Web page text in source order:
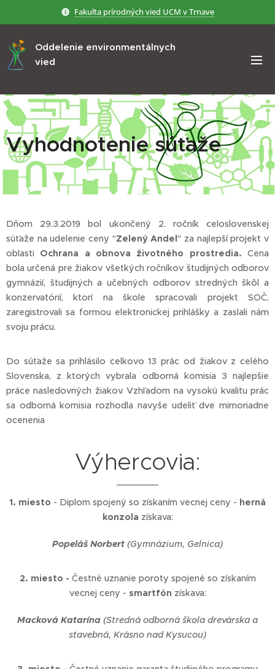
Fakulta prírodných vied UCM v Trnave
Oddelenie environmentálnych
vied
Vyhodnotenie súťaže
Dňom 29.3.2019 bol ukončený 2. ročník celoslovenskej
súťaže na udelenie ceny "Zelený Andel" za najlepší projekt v
oblasti Ochrana a obnova životného prostredia.Cena
bola určená pre žiakov všetkých ročníkov študijných odborov
gymnázií, študijných a učebných odborov stredných škôl a
konzervatórií, ktorí na škole spracovali projekt SOČ,
zaregistrovali sa formou elektronickej prihlášky a zaslali nám
svoju prácu.
Do súťaže sa prihlásilo celkovo 13 prác od žiakov z celého
Slovenska, z ktorých vybrala odborná komisia 3 najlepšie
práce nasledovných žiakov. Vzhľadom na vysokú kvalitu prác
sa odborná komisia rozhodla navyše udeliť dve mimoriadne
ocenenia
Výhercovia:
1. miesto - Diplom spojený so získaním vecnej ceny - herná
konzola získava:
Popeláš Norbert (Gymnázium, Gelnica)
2. miesto - Čestné uznanie poroty spojené so získaním
vecnej ceny - smartfón získava:
Macková Katarína (Stredná odborná škola drevárska a
stavebná, Krásno nad Kysucou)